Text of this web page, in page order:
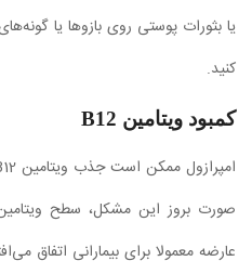
یا بثورات پوستی روی بازوها یا
کنید.
کمبود ویتامین B12
عارضه معمولا برای بیمارانی اتفاق